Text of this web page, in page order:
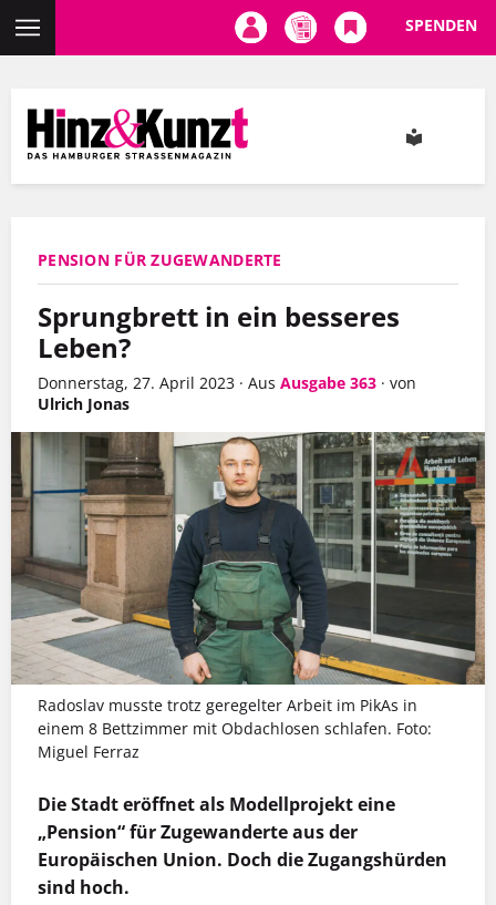
Inhalt
SPENDEN
PENSION FÜR ZUGEWANDERTE
Sprungbrett in ein besseres
Leben?
Donnerstag, 27. April 2023 · Aus Ausgabe 363 · von
Ulrich Jonas
Radoslav musste trotz geregelter Arbeit im PikAs in
einem 8 Bettzimmer mit Obdachlosen schlafen. Foto:
Miguel Ferraz
Die Stadt eröffnet als Modellprojekt eine
„Pension“ für Zugewanderte aus der
Europäischen Union. Doch die Zugangshürden
sind hoch.